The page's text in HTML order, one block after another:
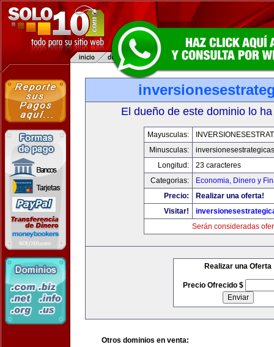
El dueño de este dominio lo
Mayusculas:
Minusculas:
Longitud:
23 caracteres
Categorias:
Economia, Dinero y
Precio:
Realizar una oferta!
Visitar!
Serán consideradas
Realizar una Oferta
Precio Ofrecido $
Otros dominios en venta: